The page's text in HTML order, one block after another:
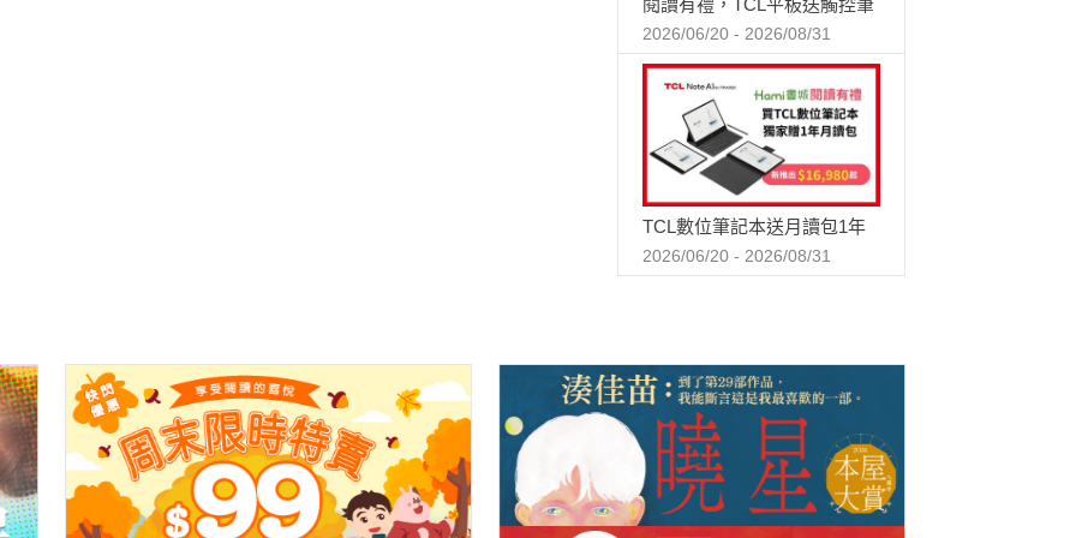
閱讀有禮，TCL平板送觸控筆
2026/06/20 - 2026/08/31
TCL數位筆記本送月讀包1年
2026/06/20 - 2026/08/31